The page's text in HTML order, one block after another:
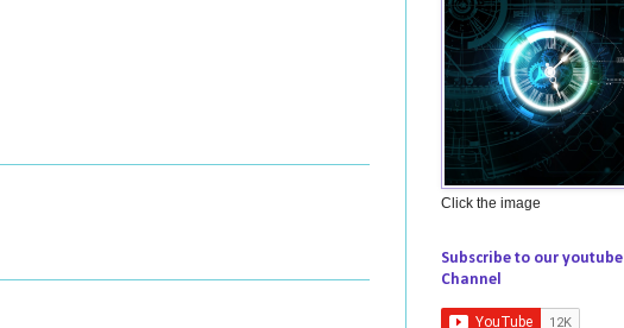
Click the image
Subscribe to our youtube
Channel